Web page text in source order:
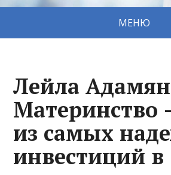
МЕНЮ
Лейла
Материнство
из самых
инвестиций в